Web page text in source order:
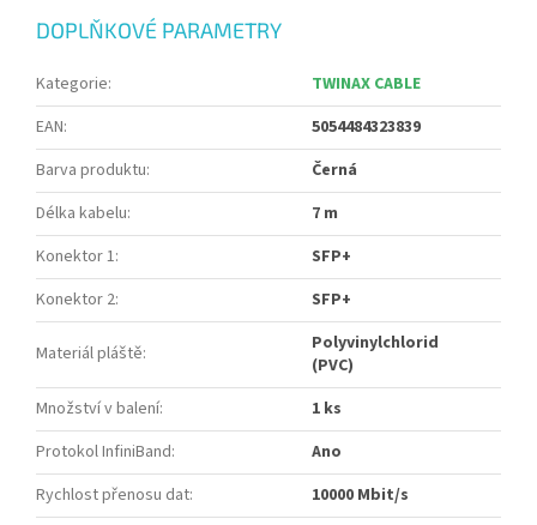
DOPLŇKOVÉ PARAMETRY
Kategorie:
TWINAX CABLE
EAN:
5054484323839
Barva produktu:
Černá
Délka kabelu:
7 m
Konektor 1:
SFP+
Konektor 2: SFP+
Materiál pláště:
Polyvinylchlorid
(PVC)
Množství v balení:
1 ks
Protokol InfiniBand:
Ano
Rychlost přenosu dat:
10000 Mbit/s